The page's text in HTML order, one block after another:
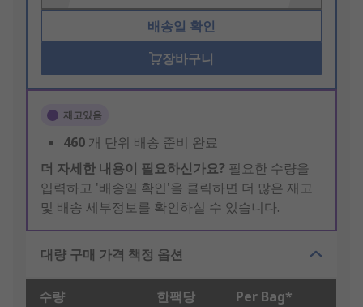
배송일 확인
장바구니
재고있음
460 개 단위 배송 준비 완료
더 자세한 내용이 필요하신가요? 필요한 수량을
입력하고 '배송일 확인'을 클릭하면 더 많은 재고
및 배송 세부정보를 확인하실 수 있습니다.
대량 구매 가격 책정 옵션
수량 한팩당 Per Bag*